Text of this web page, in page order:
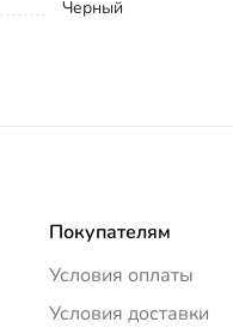
Черный
Покупателям
Условия оплаты
Условия доставки